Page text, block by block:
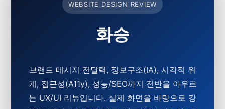
WEBSITE DESIGN REVIEW
화승
브랜드 메시지 전달력, 정보구조(IA), 시각적 위
계, 접근성(A11y), 성능/SEO까지 전반을 아우르
는 UX/UI 리뷰입니다. 실제 화면을 바탕으로 강